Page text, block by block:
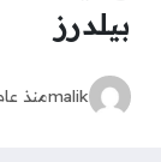
بيلدرز
malikمنذ